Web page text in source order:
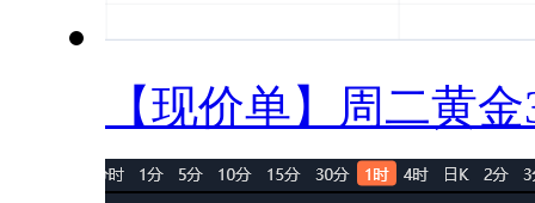
【现价单】周二黄金